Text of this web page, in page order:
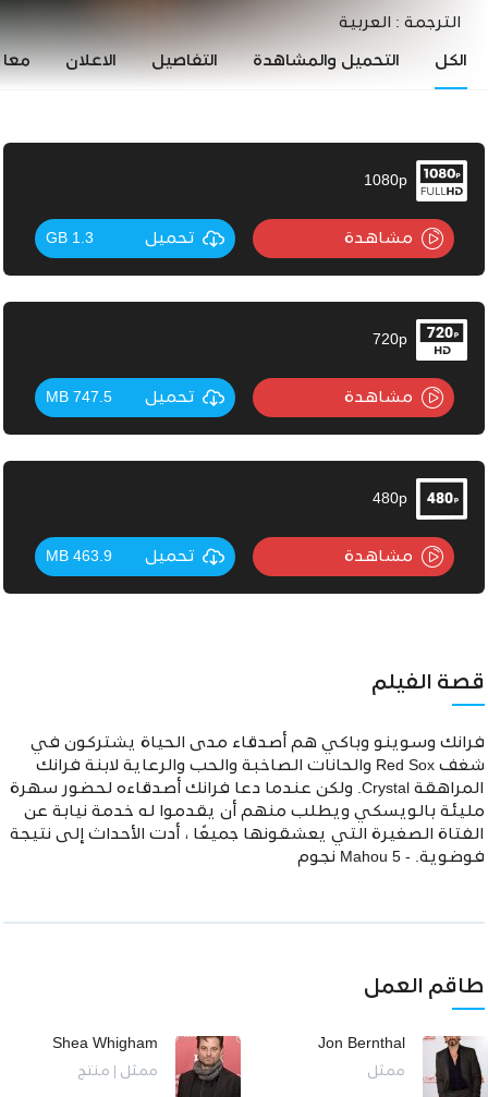
الترجمة : العربية
الكل التحميل والمشاهدة التفاصيل الاعلان
1080p
مشاهدة تحميل 1.3 GB
720p
مشاهدة تحميل 747.5 MB
480p
مشاهدة تحميل 463.9 MB
قصة الفيلم
فرانك وسوينو وباكي هم أصدقاء مدى الحياة يشتركون في
شغف Red Sox والحانات الصاخبة والحب والرعاية لابنة فرانك
المراهقة Crystal. ولكن عندما دعا فرانك أصدقاءه لحضور سهرة
مليئة بالويسكي ويطلب منهم أن يقدموا له خدمة نيابة عن
الفتاة الصغيرة التي يعشقونها جميعًا ، أدت الأحداث إلى نتيجة
فوضوية. - Mahou 5 نجوم
طاقم العمل
Jon Bernthal
ممثل
Shea Whigham
ممثل | منتج